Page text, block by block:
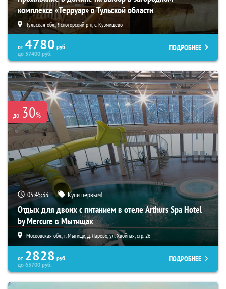
комплексе «Терруар» в Тульской области
Тульская обл., Ясногорский р-н, с. Кузмищево
от 4780 руб.
до57400руб.
ПОДРОБНЕЕ
до 30%
05:45:31 Купи первым!
Отдых для двоих с питанием в отеле Arthurs Spa Hotel
by Mercure в Мытищах
Московская обл., г. Мытищи, д. Ларево, ул. Хвойная, стр. 26
от 2828 руб.
до65700руб.
ПОДРОБНЕЕ